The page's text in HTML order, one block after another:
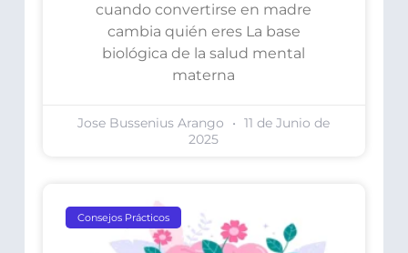
cuando convertirse en madre
cambia quién eres La base
biológica de la salud mental
materna
Jose Bussenius Arango
11 de Junio de
2025
Consejos Prácticos